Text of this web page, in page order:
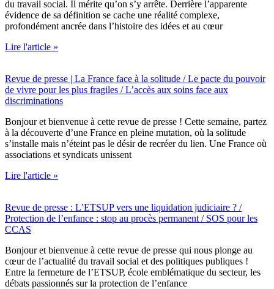
du travail social. Il mérite qu’on s’y arrête. Derrière l’apparente
évidence de sa définition se cache une réalité complexe,
profondément ancrée dans l’histoire des idées et au cœur
Lire l'article »
Revue de presse | La France face à la solitude / Le pacte du pouvoir
de vivre pour les plus fragiles / L’accès aux soins face aux
discriminations
Bonjour et bienvenue à cette revue de presse ! Cette semaine, partez
à la découverte d’une France en pleine mutation, où la solitude
s’installe mais n’éteint pas le désir de recréer du lien. Une France où
associations et syndicats unissent
Lire l'article »
Revue de presse : L’ETSUP vers une liquidation judiciaire ? /
Protection de l’enfance : stop au procès permanent / SOS pour les
CCAS
Bonjour et bienvenue à cette revue de presse qui nous plonge au
cœur de l’actualité du travail social et des politiques publiques !
Entre la fermeture de l’ETSUP, école emblématique du secteur, les
débats passionnés sur la protection de l’enfance